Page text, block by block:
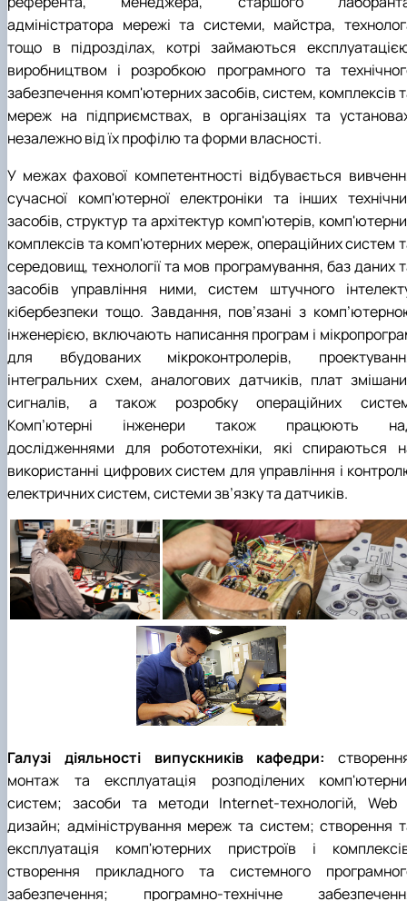
адміністратора мережі та системи, майстра,
тощо в підрозділах, котрі займаються
виробництвом і розробкою програмного та
забезпечення комп'ютерних засобів, систем, комплексів
мереж на підприємствах, в організаціях та
незалежно від їх профілю та форми власності.
У межах фахової компетентності відбувається
сучасної комп'ютерної електроніки та інших
засобів, структур та архітектур комп'ютерів,
комплексів та комп'ютерних мереж, операційних систем
середовищ, технології та мов програмування, баз даних
засобів управління ними, систем штучного
кібербезпеки тощо. Завдання, пов’язані з
інженерією, включають написання програм і
для вбудованих мікроконтролерів,
інтегральних схем, аналогових датчиків, плат
сигналів, а також розробку операційних
Комп’ютерні інженери також працюють
дослідженнями для робототехніки, які спираються
використанні цифрових систем для управління і
електричних систем, системи зв’язку та датчиків.
Галузі діяльності випускників кафедри:
монтаж та експлуатація розподілених
систем; засоби та методи Internet-технологій,
дизайн; адміністрування мереж та систем; створення
експлуатація комп'ютерних пристроїв і
створення прикладного та системного
забезпечення; програмно-технічне